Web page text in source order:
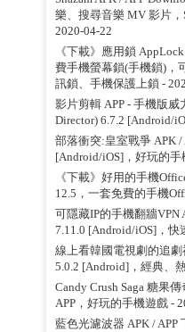
樂、搜尋音樂 MV 影片，
2020-04-22
《下載》應用鎖
費手機螢幕鎖(手機鎖)，
訊鎖、手機保護上鎖 -
影片剪輯 APP - 手機版威
Director) 6.7.2 [Android/
部落衝突:皇室戰爭 APK /
[Android/iOS]，好玩的
《下載》好用的手機
12.5，一套免費的手機
可隱藏IP的手機翻牆VPN
7.11.0 [Android/iOS]，快
線上看韓國電視劇的追劇
5.0.2 [Android]，經典、
Candy Crush Saga 糖果
APP，好玩的手機遊戲-
藍色光濾波器 APK / APP